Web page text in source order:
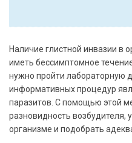
Наличие глистной инвазии в
иметь бессимптомное
нужно пройти лабораторную
информативных процедур
паразитов. С помощью этой
разновидность возбудителя,
организме и подобрать